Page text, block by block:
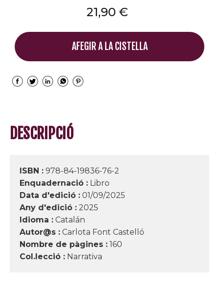
21,90 €
AFEGIR A LA CISTELLA
DESCRIPCIÓ
ISBN : 978-84-19836-76-2
Enquadernació : Libro
Data d'edició : 01/09/2025
Any d'edició : 2025
Idioma : Catalán
Autor@s : Carlota Font Castelló
Nombre de pàgines : 160
Col.lecció : Narrativa